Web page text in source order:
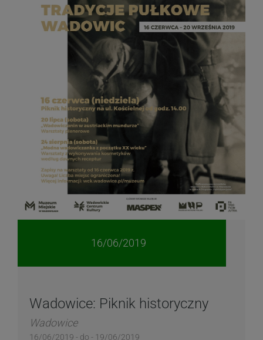
16/06/2019
Wadowice: Piknik historyczny
Wadowice
16/06/2019 - do - 19/06/2019